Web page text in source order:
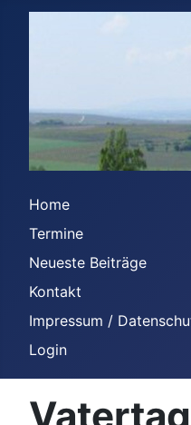
Home
Termine
Neueste Beiträge
Kontakt
Impressum /
Login